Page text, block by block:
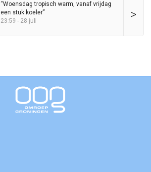
>
“Woensdag tropisch warm, vanaf vrijdag
een stuk koeler”
23:59 - 28 juli